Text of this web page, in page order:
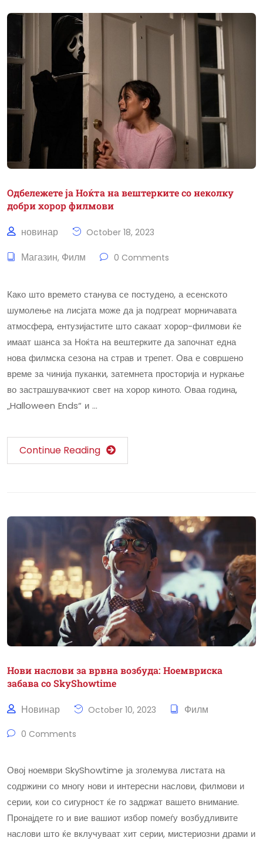
Одбележете ја Ноќта на вештерките со неколку
добри хорор филмови
новинар October 18, 2023
Магазин, Филм 0 Comments
Како што времето станува се постудено, а есенското
шумолење на лисјата може да ја подгреат морничавата
атмосфера, ентузијастите што сакаат хорор-филмови ќе
имаат шанса за Ноќта на вештерките да започнат една
нова филмска сезона на страв и трепет. Ова е совршено
време за чинија пуканки, затемнета просторија и нуркање
во застрашувачкиот свет на хорор киното. Оваа година,
„Halloween Ends“ и …
Continue Reading
Нови наслови за врвна возбуда: Ноемвриска
забава со SkyShowtime
Новинар October 10, 2023 Филм
0 Comments
Овој ноември SkyShowtime ја зголемува листата на
содржини со многу нови и интересни наслови, филмови и
серии, кои со сигурност ќе го задржат вашето внимание.
Пронајдете го и вие вашиот избор помеѓу возбудливите
наслови што ќе вклучуваат хит серии, мистериозни драми и